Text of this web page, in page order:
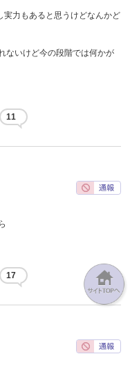
力もあると思うけどなんかど
ないけど今の段階では何かが
11
17